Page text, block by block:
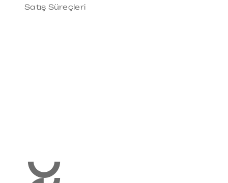
Satış Süreçleri